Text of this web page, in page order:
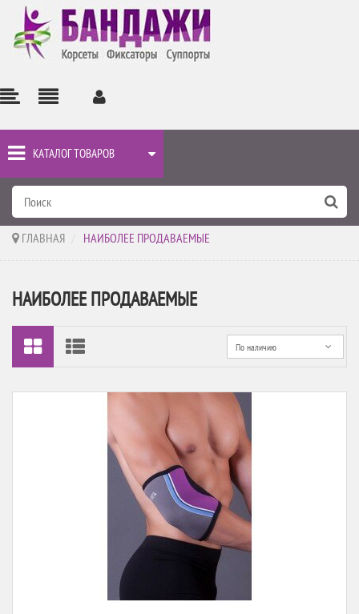
КАТАЛОГ ТОВАРОВ
ГЛАВНАЯ НАИБОЛЕЕ ПРОДАВАЕМЫЕ
НАИБОЛЕЕ ПРОДАВАЕМЫЕ
По наличию